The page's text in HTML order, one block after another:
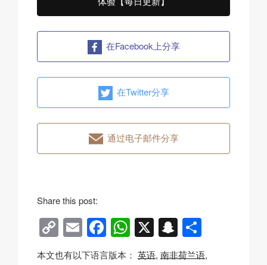
在Facebook上分享
在Twitter分享
通过电子邮件分享
Share this post:
C
o
E
m
F
a
W
h
X S
n 享
本文也有以下语言版本： 英语 南非荷兰语